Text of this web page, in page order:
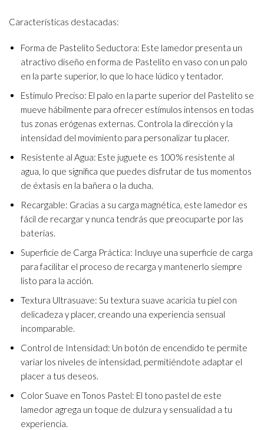
Características destacadas:
Forma de Pastelito Seductora: Este lamedor presenta un
atractivo diseño en forma de Pastelito en vaso con un palo
en la parte superior, lo que lo hace lúdico y tentador.
Estímulo Preciso: El palo en la parte superior del Pastelito se
mueve hábilmente para ofrecer estímulos intensos en todas
tus zonas erógenas externas. Controla la dirección y la
intensidad del movimiento para personalizar tu placer.
Resistente al Agua: Este juguete es 100% resistente al
agua, lo que significa que puedes disfrutar de tus momentos
de éxtasis en la bañera o la ducha.
Recargable: Gracias a su carga magnética, este lamedor es
fácil de recargar y nunca tendrás que preocuparte por las
baterías.
Superficie de Carga Práctica: Incluye una superficie de carga
para facilitar el proceso de recarga y mantenerlo siempre
listo para la acción.
Textura Ultrasuave: Su textura suave acaricia tu piel con
delicadeza y placer, creando una experiencia sensual
incomparable.
Control de Intensidad: Un botón de encendido te permite
variar los niveles de intensidad, permitiéndote adaptar el
placer a tus deseos.
Color Suave en Tonos Pastel: El tono pastel de este
lamedor agrega un toque de dulzura y sensualidad a tu
experiencia.